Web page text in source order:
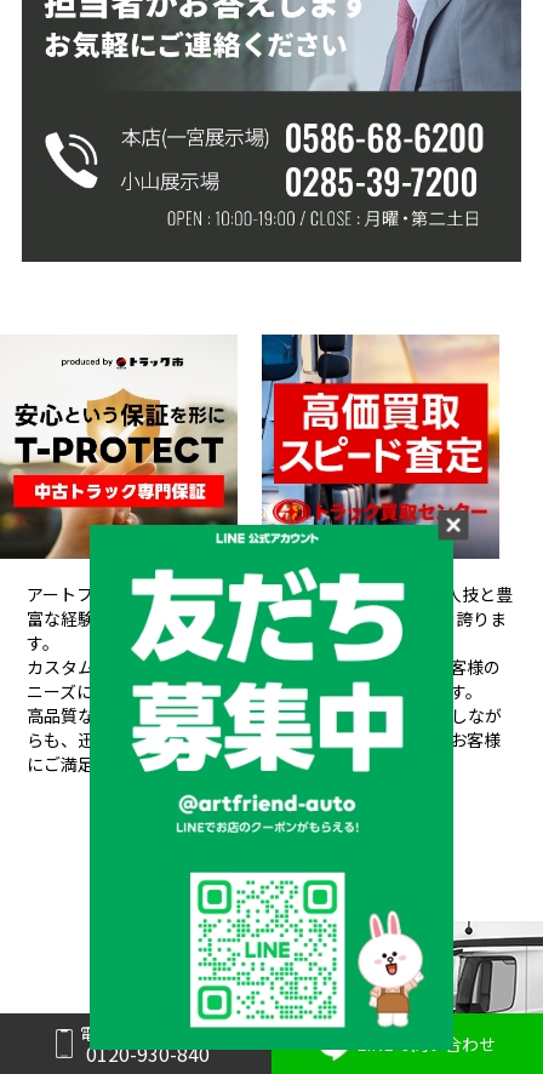
電話で問い合わせ
0120-930-840 LINEで問い合わせ
アートフレンドAUTOは、創業以来培ってきた熟練の職人技と豊
富な経験が信頼され、 20年間で10,000台もの販売実績を誇りま
す。
カスタムデザインから架装、整備、車検、保険まで、お客様の
ニーズにワンストップで対応できるのが私たちの強みです。
高品質なパーツと素材を使用し、安全性や耐久性を重視しなが
らも、 迅速丁寧な対応と競争力のある価格設定で、常にお客様
にご満足いただけるサービスを提供しています。
メーカーと形状から探す
BRAND & TYPE